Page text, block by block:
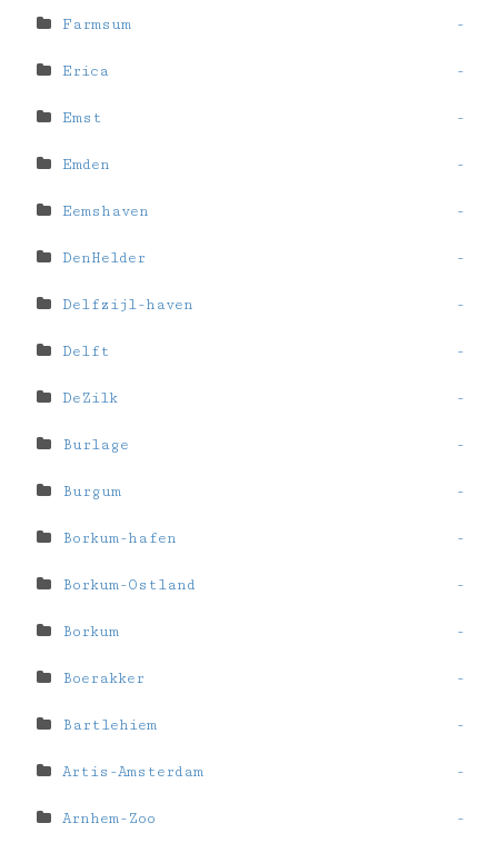
Farmsum -
Erica -
Emst -
Emden -
Eemshaven -
DenHelder -
Delfzijl-haven -
Delft -
DeZilk -
Burlage -
Burgum -
Borkum-hafen -
Borkum-Ostland -
Borkum -
Boerakker -
Bartlehiem -
Artis-Amsterdam -
Arnhem-Zoo -